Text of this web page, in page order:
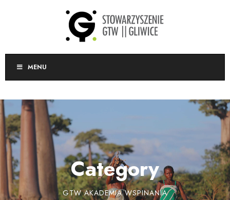
MENU
Category
GTW AKADEMIA WSPINANIA